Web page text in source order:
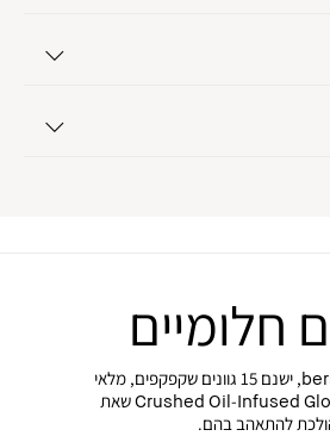
חלומיים
מגוון bare עד berry, ישנם 15 גוונים שקפקפים, מלאי
ברק מסדרת Crushed Oil-Infused Gloss שאת
להתאהב בהם.